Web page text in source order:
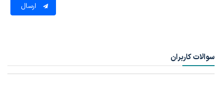
ارسال
سوالات کاربران